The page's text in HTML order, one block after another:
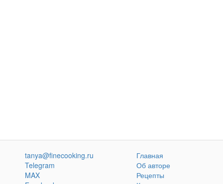
tanya@finecooking.ru
Telegram
MAX
Главная
Об авторе
Рецепты